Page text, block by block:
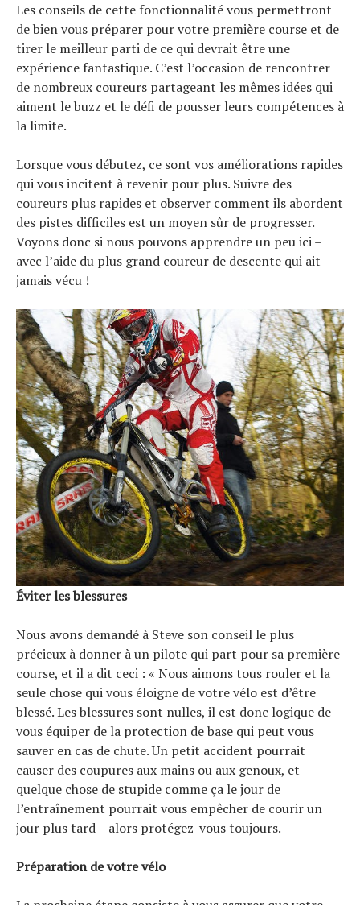
Les conseils de cette fonctionnalité vous permettront
de bien vous préparer pour votre première course et de
tirer le meilleur parti de ce qui devrait être une
expérience fantastique. C’est l’occasion de rencontrer
de nombreux coureurs partageant les mêmes idées qui
aiment le buzz et le défi de pousser leurs compétences à
la limite.
Lorsque vous débutez, ce sont vos améliorations rapides
qui vous incitent à revenir pour plus. Suivre des
coureurs plus rapides et observer comment ils abordent
des pistes difficiles est un moyen sûr de progresser.
Voyons donc si nous pouvons apprendre un peu ici –
avec l’aide du plus grand coureur de descente qui ait
jamais vécu !
Éviter les blessures
Nous avons demandé à Steve son conseil le plus
précieux à donner à un pilote qui part pour sa première
course, et il a dit ceci : « Nous aimons tous rouler et la
seule chose qui vous éloigne de votre vélo est d’être
blessé. Les blessures sont nulles, il est donc logique de
vous équiper de la protection de base qui peut vous
sauver en cas de chute. Un petit accident pourrait
causer des coupures aux mains ou aux genoux, et
quelque chose de stupide comme ça le jour de
l’entraînement pourrait vous empêcher de courir un
jour plus tard – alors protégez-vous toujours.
Préparation de votre vélo